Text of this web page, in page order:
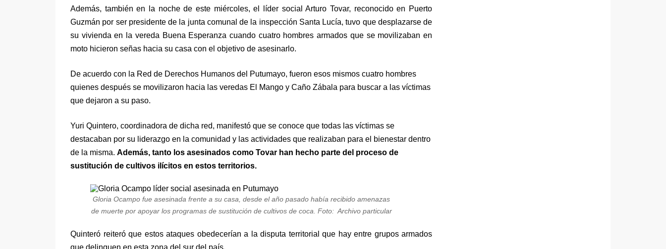
Además, también en la noche de este miércoles, el líder social Arturo Tovar, reconocido en Puerto
Guzmán por ser presidente de la junta comunal de la inspección Santa Lucía, tuvo que desplazarse de
su vivienda en la vereda Buena Esperanza cuando cuatro hombres armados que se movilizaban en
moto hicieron señas hacia su casa con el objetivo de asesinarlo.
De acuerdo con la Red de Derechos Humanos del Putumayo, fueron esos mismos cuatro hombres
quienes después se movilizaron hacia las veredas El Mango y Caño Zábala para buscar a las víctimas
que dejaron a su paso.
Yuri Quintero, coordinadora de dicha red, manifestó que se conoce que todas las víctimas se
destacaban por su liderazgo en la comunidad y las actividades que realizaban para el bienestar dentro
de la misma. Además, tanto los asesinados como Tovar han hecho parte del proceso de
sustitución de cultivos ilícitos en estos territorios.
Gloria Ocampo fue asesinada frente a su casa, desde el año pasado había recibido amenazas
de muerte por apoyar los programas de sustitución de cultivos de coca. Foto: Archivo particular
Quinteró reiteró que estos ataques obedecerían a la disputa territorial que hay entre grupos armados